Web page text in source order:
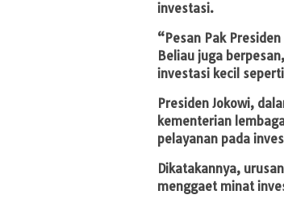
investasi.
“Pesan Pak
Beliau juga
investasi kecil
Presiden Jokowi,
kementerian
pelayanan pada
Dikatakannya,
menggaet minat